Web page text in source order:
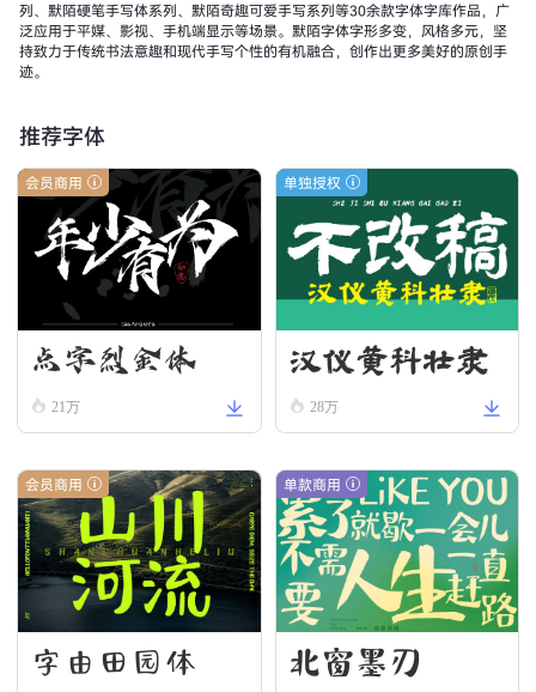
列、默陌硬笔手写体系列、默陌奇趣可爱手写系列等30余款字体字库作品，广
泛应用于平媒、影视、手机端显示等场景。默陌字体字形多变，风格多元，坚
持致力于传统书法意趣和现代手写个性的有机融合，创作出更多美好的原创手
迹。
推荐字体
会员商用
点字烈金体
21万
单独授权
汉仪黄科壮隶
W28万
会员商用
字由田园体
单款商用
北窗墨刃